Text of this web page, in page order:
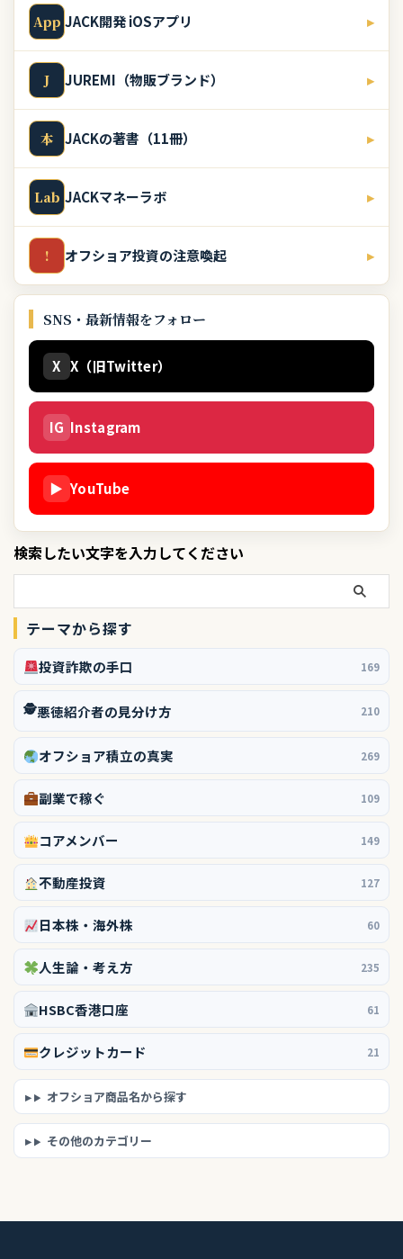
App JACK開発 iOSアプリ ▸
J JUREMI（物販ブランド） ▸
本 JACKの著書（11冊） ▸
Lab JACKマネーラボ ▸
! オフショア投資の注意喚起 ▸
SNS・最新情報をフォロー
X X（旧Twitter）
IG Instagram
▶ YouTube
検索したい文字を入力してください
テーマから探す
投資詐欺の手口 169
🕵️悪徳紹介者の見分け方 210
オフショア積立の真実 269
副業で稼ぐ 109
コアメンバー 149
不動産投資 127
日本株・海外株 60
人生論・考え方 235
HSBC香港口座 61
クレジットカード 21
オフショア商品名から探す
その他のカテゴリー